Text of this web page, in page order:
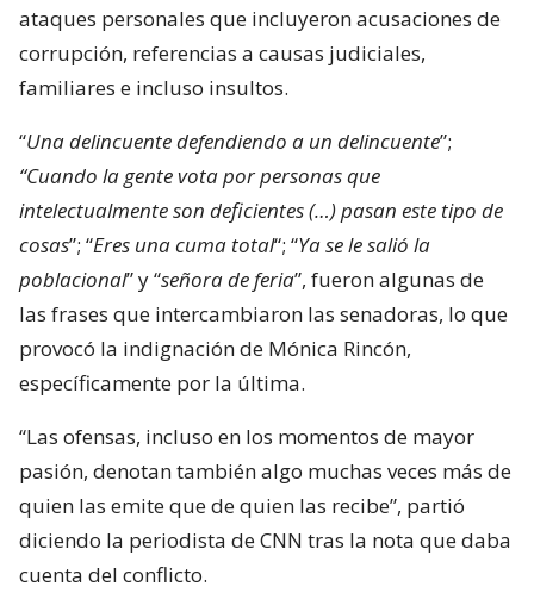
ataques personales que incluyeron acusaciones de
corrupción, referencias a causas judiciales,
familiares e incluso insultos.
“Una delincuente defendiendo a un delincuente”;
“Cuando la gente vota por personas que
intelectualmente son deficientes (…) pasan este tipo de
cosas”; “Eres una cuma total“; “Ya se le salió la
poblacional” y “señora de feria”, fueron algunas de
las frases que intercambiaron las senadoras, lo que
provocó la indignación de Mónica Rincón,
específicamente por la última.
“Las ofensas, incluso en los momentos de mayor
pasión, denotan también algo muchas veces más de
quien las emite que de quien las recibe”, partió
diciendo la periodista de CNN tras la nota que daba
cuenta del conflicto.